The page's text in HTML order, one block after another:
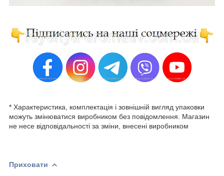
* Характеристика, комплектація і зовнішній вигляд упаковки
можуть змінюватися виробником без повідомлення. Магазин
не несе відповідальності за зміни, внесені виробником
Приховати